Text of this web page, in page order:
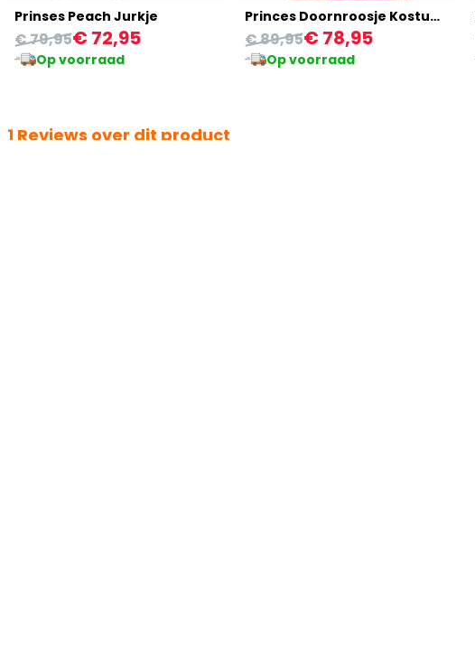
Prinses Peach Jurkje
€ 72,95
€ 79,95
Op voorraad
Princes Doornroosje Kostuum
€ 78,95
€ 89,95
Op voorraad
1 Reviews over dit product